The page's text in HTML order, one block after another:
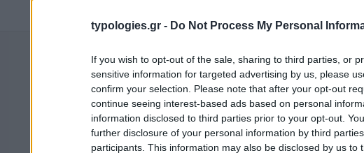
typologies.gr - Do Not Process My Personal
If you wish to opt-out of the sale, sharing to third parties, or
sensitive information for targeted advertising by us, please
confirm your selection. Please note that after your opt-out
continue seeing interest-based ads based on personal
information disclosed to third parties prior to your opt-out.
further disclosure of your personal information by third
participants. This information may also be disclosed by us to